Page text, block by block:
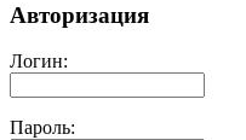
Авторизация
Логин:
Пароль: